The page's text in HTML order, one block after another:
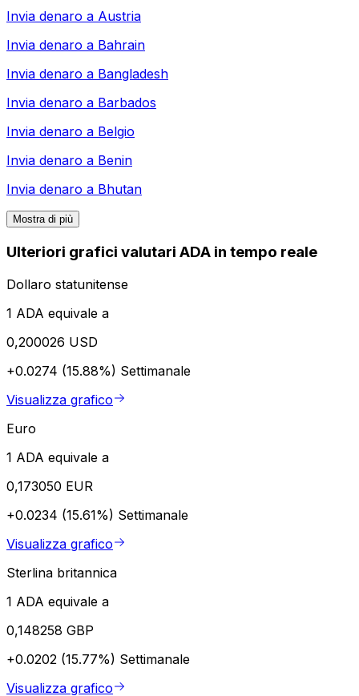
Invia denaro a Austria
Invia denaro a Bahrain
Invia denaro a Bangladesh
Invia denaro a Barbados
Invia denaro a Belgio
Invia denaro a Benin
Invia denaro a Bhutan
Mostra di più
Ulteriori grafici valutari ADA in tempo reale
Dollaro statunitense
1 ADA equivale a
0,200026 USD
+0.0274 (15.88%) Settimanale
Visualizza grafico
Euro
1 ADA equivale a
0,173050 EUR
+0.0234 (15.61%) Settimanale
Visualizza grafico
Sterlina britannica
1 ADA equivale a
0,148258 GBP
+0.0202 (15.77%) Settimanale
Visualizza grafico